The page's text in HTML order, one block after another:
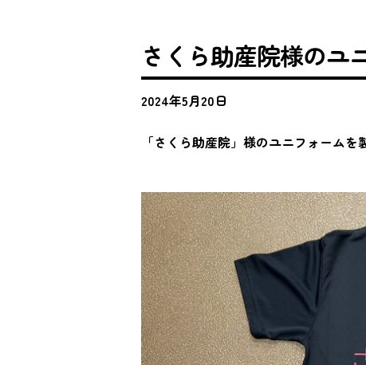
さくら助産院様のユ
2024年5月20日
「さくら助産院」様のユニフォームを